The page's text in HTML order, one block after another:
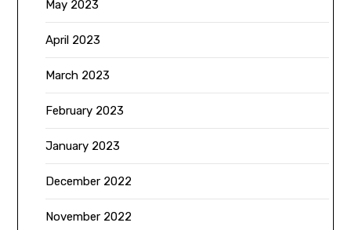
May 2023
April 2023
March 2023
February 2023
January 2023
December 2022
November 2022